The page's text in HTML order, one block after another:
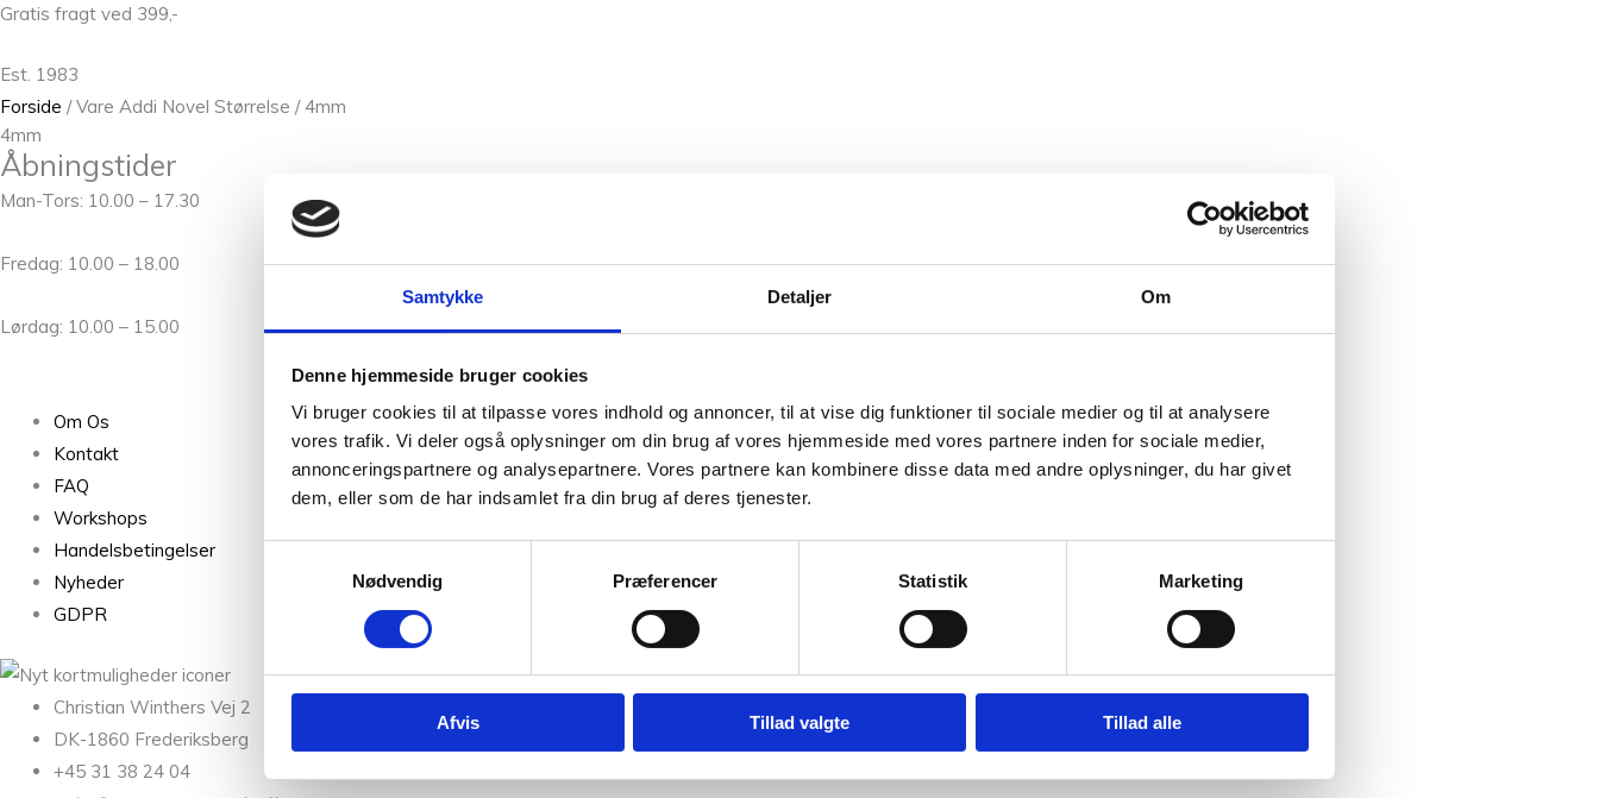
Samtykke Detaljer Om
Denne hjemmeside bruger cookies
Vi bruger cookies til at tilpasse vores indhold og annoncer, til at vise dig funktioner til sociale medier og til at analysere
vores trafik. Vi deler også oplysninger om din brug af vores hjemmeside med vores partnere inden for sociale medier,
annonceringspartnere og analysepartnere. Vores partnere kan kombinere disse data med andre oplysninger, du har givet
dem, eller som de har indsamlet fra din brug af deres tjenester.
Nødvendig
Præferencer Statistik Marketing
Afvis Tillad valgte Tillad alle
Gratis fragt ved 399,-
Est. 1983
Forside / Vare Addi Novel Størrelse / 4mm
4mm
Åbningstider
Man-Tors: 10.00 – 17.30
Fredag: 10.00 – 18.00
Lørdag: 10.00 – 15.00
Om Os
Kontakt
FAQ
Workshops
Handelsbetingelser
Nyheder
GDPR
Christian Winthers Vej 2
DK-1860 Frederiksberg
+45 31 38 24 04